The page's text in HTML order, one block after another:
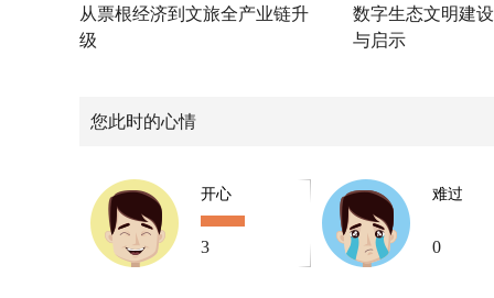
从票根经济到文旅全产业链升
级
数字生态文明建
与启示
您此时的心情
开心
3
难过
0